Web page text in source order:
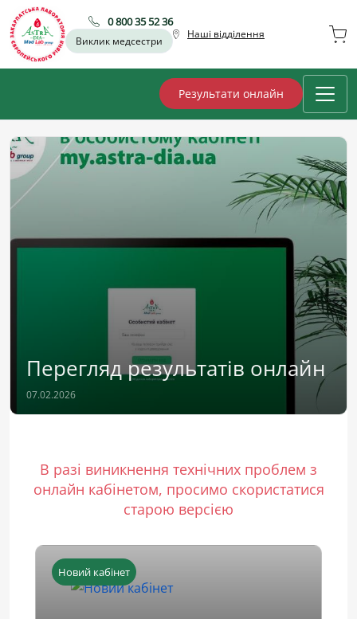
0 800 35 52 36
Виклик медсестри
Наші відділення
Результати онлайн
Перегляд результатів онлайн
07.02.2026
В разі виникнення технічних проблем з
онлайн кабінетом, просимо скористатися
старою версією
Новий кабінет